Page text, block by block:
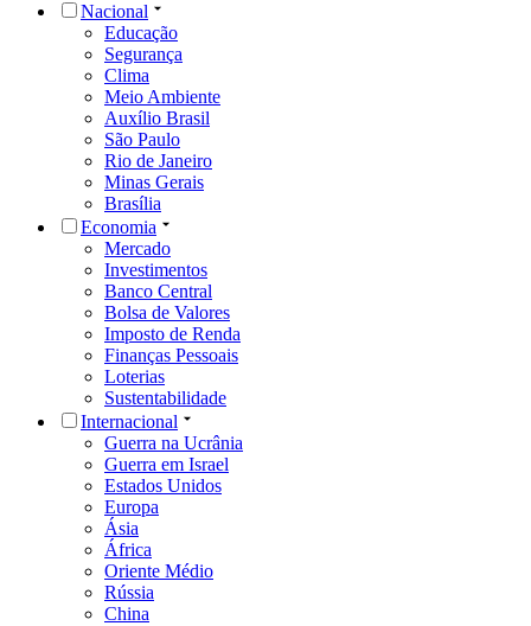
Nacional
Educação
Segurança
Clima
Meio Ambiente
Auxílio Brasil
São Paulo
Rio de Janeiro
Minas Gerais
Brasília
Economia
Mercado
Investimentos
Banco Central
Bolsa de Valores
Imposto de Renda
Finanças Pessoais
Loterias
Sustentabilidade
Internacional
Guerra na Ucrânia
Guerra em Israel
Estados Unidos
Europa
Ásia
África
Oriente Médio
Rússia
China